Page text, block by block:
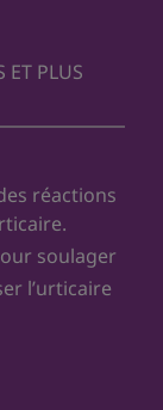
ET PLUS
réactions
soulager
l’urticaire